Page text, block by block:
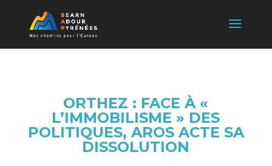
ORTHEZ : FACE À «
L’IMMOBILISME » DES
POLITIQUES, AROS ACTE SA
DISSOLUTION